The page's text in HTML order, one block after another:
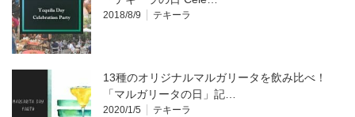
2018/8/9 テキーラ
13種のオリジナルマルガリータを飲み比べ！
「マルガリータの日」記…
2020/1/5 テキーラ